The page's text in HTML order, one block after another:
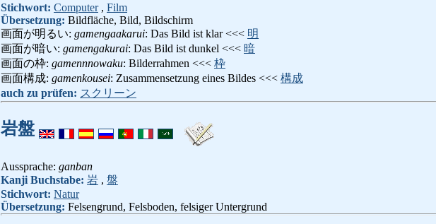
Stichwort: Computer, Film
Übersetzung: Bildfläche, Bild, Bildschirm
画面が明るい: gamengaakarui: Das Bild ist klar <<< 明
画面が暗い: gamengakurai: Das Bild ist dunkel <<< 暗
画面の枠: gamennnowaku: Bilderrahmen <<< 枠
画面構成: gamenkousei: Zusammensetzung eines Bildes <<< 構成
auch zu prüfen: スクリーン
岩盤
Aussprache: ganban
Kanji Buchstabe: 岩 , 盤
Stichwort: Natur
Übersetzung: Felsengrund, Felsboden, felsiger Untergrund